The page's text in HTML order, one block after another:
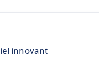
innovant